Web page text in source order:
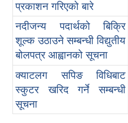
प्रकाशन गरिएको बारे
नदीजन्य पदार्थको बिक्रि
शूल्क उठाउने सम्बन्धी विद्युतीय
बोलपत्र आह्वानको सूचना
क्याटलग सपिङ विधिबाट
स्कुटर खरिद गर्ने सम्बन्धी
सूचना